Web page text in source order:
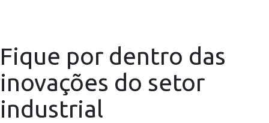
Fique por dentro das
inovações do setor
industrial